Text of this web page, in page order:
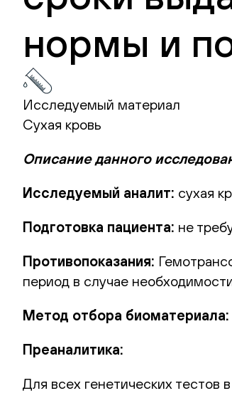
нормы и
Исследуемый материал
Сухая кровь
Описание данного
Исследуемый аналит: сухая
Подготовка пациента: не
Противопоказания:
период в случае
Метод отбора биоматериала:
Преаналитика:
Для всех генетических тестов